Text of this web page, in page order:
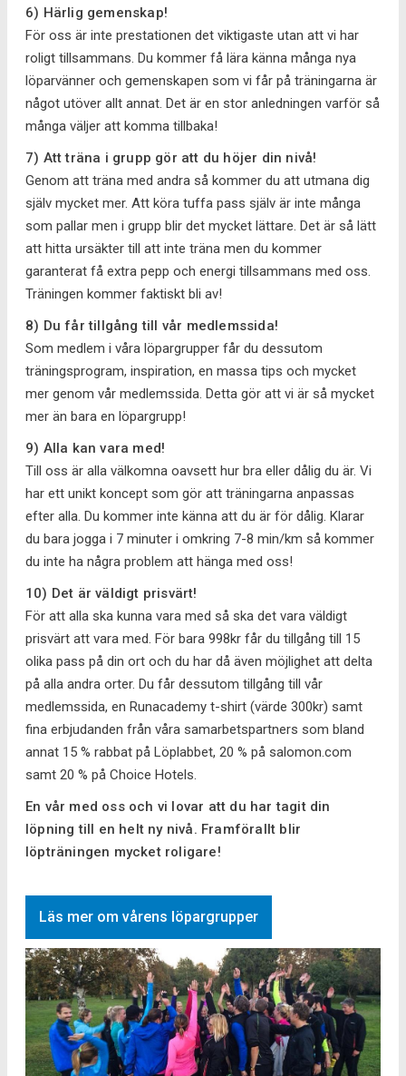
6) Härlig gemenskap!
För oss är inte prestationen det viktigaste utan att vi har
roligt tillsammans. Du kommer få lära känna många nya
löparvänner och gemenskapen som vi får på träningarna är
något utöver allt annat. Det är en stor anledningen varför så
många väljer att komma tillbaka!
7) Att träna i grupp gör att du höjer din nivå!
Genom att träna med andra så kommer du att utmana dig
själv mycket mer. Att köra tuffa pass själv är inte många
som pallar men i grupp blir det mycket lättare. Det är så lätt
att hitta ursäkter till att inte träna men du kommer
garanterat få extra pepp och energi tillsammans med oss.
Träningen kommer faktiskt bli av!
8) Du får tillgång till vår medlemssida!
Som medlem i våra löpargrupper får du dessutom
träningsprogram, inspiration, en massa tips och mycket
mer genom vår medlemssida. Detta gör att vi är så mycket
mer än bara en löpargrupp!
9) Alla kan vara med!
Till oss är alla välkomna oavsett hur bra eller dålig du är. Vi
har ett unikt koncept som gör att träningarna anpassas
efter alla. Du kommer inte känna att du är för dålig. Klarar
du bara jogga i 7 minuter i omkring 7-8 min/km så kommer
du inte ha några problem att hänga med oss!
10) Det är väldigt prisvärt!
För att alla ska kunna vara med så ska det vara väldigt
prisvärt att vara med. För bara 998kr får du tillgång till 15
olika pass på din ort och du har då även möjlighet att delta
på alla andra orter. Du får dessutom tillgång till vår
medlemssida, en Runacademy t-shirt (värde 300kr) samt
fina erbjudanden från våra samarbetspartners som bland
annat 15 % rabbat på Löplabbet, 20 % på salomon.com
samt 20 % på Choice Hotels.
En vår med oss och vi lovar att du har tagit din
löpning till en helt ny nivå. Framförallt blir
löpträningen mycket roligare!
Läs mer om vårens löpargrupper